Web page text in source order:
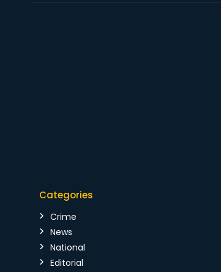
Categories
Crime
News
National
Editorial